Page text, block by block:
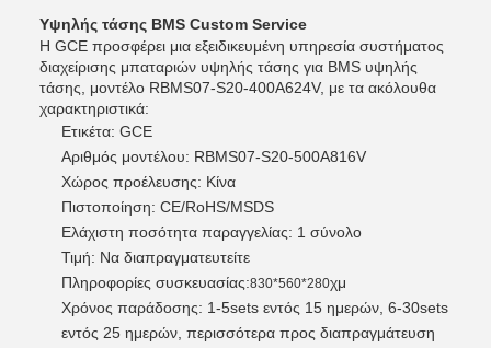
Υψηλής τάσης BMS Custom Service
Η GCE προσφέρει μια εξειδικευμένη υπηρεσία συστήματος
διαχείρισης μπαταριών υψηλής τάσης για BMS υψηλής
τάσης, μοντέλο RBMS07-S20-400A624V, με τα ακόλουθα
χαρακτηριστικά:
Ετικέτα: GCE
Αριθμός μοντέλου: RBMS07-S20-500A816V
Χώρος προέλευσης: Κίνα
Πιστοποίηση: CE/RoHS/MSDS
Ελάχιστη ποσότητα παραγγελίας: 1 σύνολο
Τιμή: Να διαπραγματευτείτε
Πληροφορίες συσκευασίας:830*560*280χμ
Χρόνος παράδοσης: 1-5sets εντός 15 ημερών, 6-30sets
εντός 25 ημερών, περισσότερα προς διαπραγμάτευση